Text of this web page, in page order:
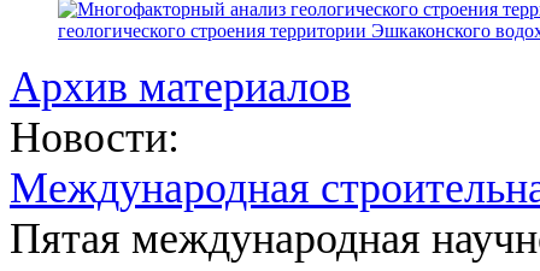
геологического строения территории Эшкаконского
Архив материалов
Новости:
Международная
Пятая международная